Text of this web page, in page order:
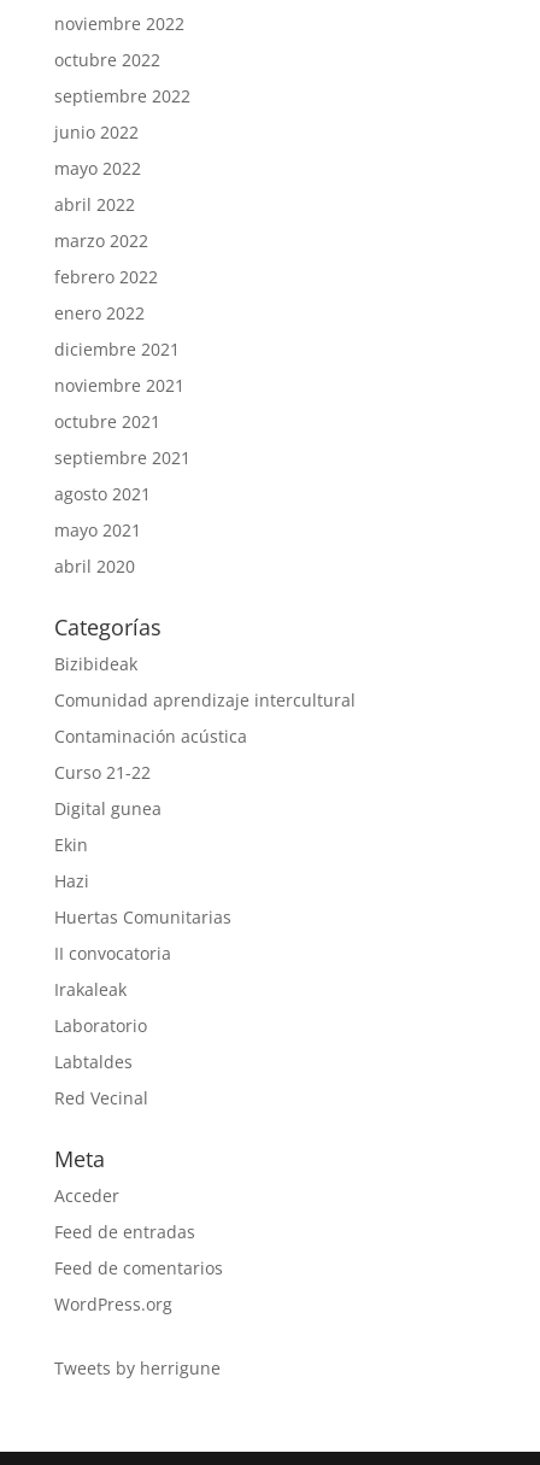
noviembre 2022
octubre 2022
septiembre 2022
junio 2022
mayo 2022
abril 2022
marzo 2022
febrero 2022
enero 2022
diciembre 2021
noviembre 2021
octubre 2021
septiembre 2021
agosto 2021
mayo 2021
abril 2020
Categorías
Bizibideak
Comunidad aprendizaje intercultural
Contaminación acústica
Curso 21-22
Digital gunea
Ekin
Hazi
Huertas Comunitarias
II convocatoria
Irakaleak
Laboratorio
Labtaldes
Red Vecinal
Meta
Acceder
Feed de entradas
Feed de comentarios
WordPress.org
Tweets by herrigune